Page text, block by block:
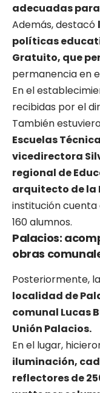
adecuadas
Además, destacó
políticas
Gratuito, que
permanencia en
En el
recibidas por el
También
Escuelas
vicedirectora
regional de
arquitecto de la
institución
160 alumnos.
Palacios:
obras
Posteriormente,
localidad de
comunal Lucas
Unión Palacios.
En el lugar,
iluminación,
reflectores de